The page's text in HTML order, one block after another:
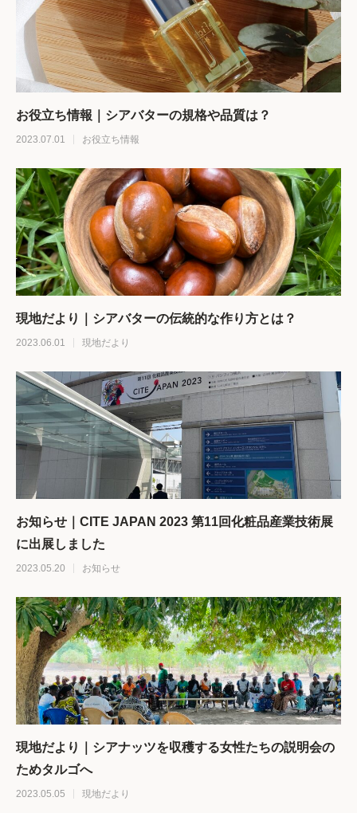
お役立ち情報｜シアバターの規格や品質は？
2023.07.01 お役立ち情報
現地だより｜シアバターの伝統的な作り方とは？
2023.06.01 現地だより
お知らせ｜CITE JAPAN 2023 第11回化粧品産業技術展
に出展しました
2023.05.20 お知らせ
現地だより｜シアナッツを収穫する女性たちの説明会の
ためタルゴへ
2023.05.05 現地だより